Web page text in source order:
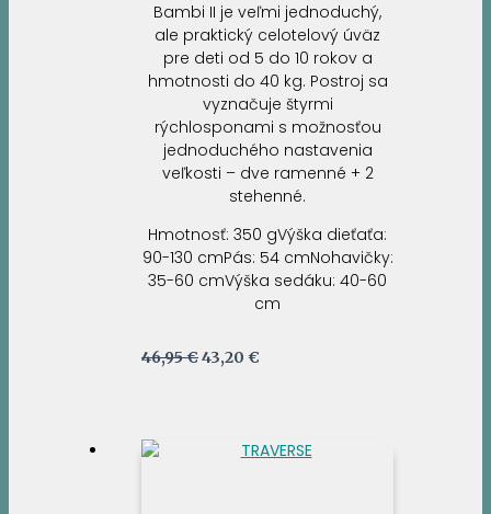
Bambi II je veľmi jednoduchý,
ale praktický celotelový úväz
pre deti od 5 do 10 rokov a
hmotnosti do 40 kg. Postroj sa
vyznačuje štyrmi
rýchlosponami s možnosťou
jednoduchého nastavenia
veľkosti – dve ramenné + 2
stehenné.
Hmotnosť: 350 gVýška dieťaťa:
90-130 cmPás: 54 cmNohavičky:
35-60 cmVýška sedáku: 40-60
cm
46,95€Pôvodná
43,20 €